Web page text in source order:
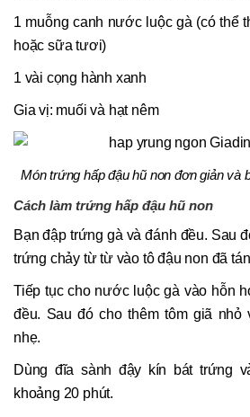
1 muỗng canh nước luộc gà (có thể
hoặc sữa tươi)
1 vài cọng hành xanh
Gia vị: muối và hạt nêm
Món trứng hấp đậu hũ non đơn giản và
Cách làm trứng hấp đậu hũ non
Bạn đập trứng gà và đánh đều. Sau
trứng chảy từ từ vào tô đậu non đã
Tiếp tục cho nước luộc gà vào hỗn
đều. Sau đó cho thêm tôm giã nhỏ
nhẹ.
Dùng đĩa sành đậy kín bát trứng
khoảng 20 phút.